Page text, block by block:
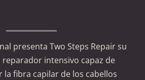
presenta Two Steps Repair su
intensivo capaz de
fibra capilar de los cabellos